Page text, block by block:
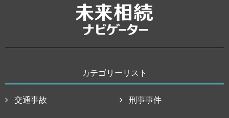
カテゴリーリスト
交通事故 刑事事件